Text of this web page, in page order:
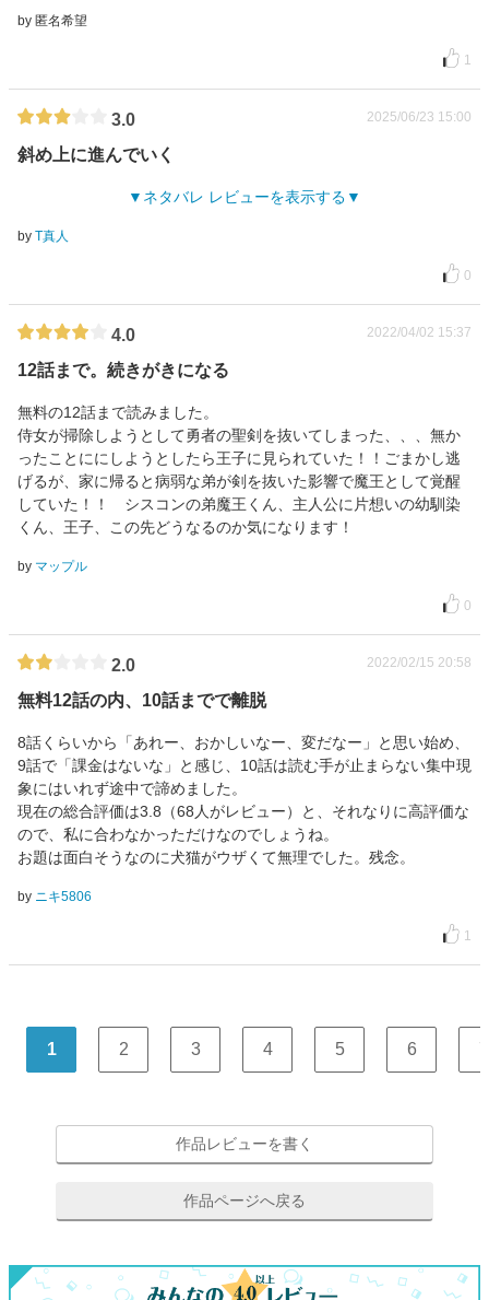
by 匿名希望
1
3.0 2025/06/23 15:00
斜め上に進んでいく
ネタバレ レビューを表示する
by T真人
0
4.0 2022/04/02 15:37
12話まで。続きがきになる
無料の12話まで読みました。
侍女が掃除しようとして勇者の聖剣を抜いてしまった、、、無か
ったことににしようとしたら王子に見られていた！！ごまかし逃
げるが、家に帰ると病弱な弟が剣を抜いた影響で魔王として覚醒
していた！！ シスコンの弟魔王くん、主人公に片想いの幼馴染
くん、王子、この先どうなるのか気になります！
by マップル
0
2.0 2022/02/15 20:58
無料12話の内、10話までで離脱
8話くらいから「あれー、おかしいなー、変だなー」と思い始め、
9話で「課金はないな」と感じ、10話は読む手が止まらない集中現
象にはいれず途中で諦めました。
現在の総合評価は3.8（68人がレビュー）と、それなりに高評価な
ので、私に合わなかっただけなのでしょうね。
お題は面白そうなのに犬猫がウザくて無理でした。残念。
by ニキ5806
1
1 2 3 4 5 6 7
作品レビューを書く
作品ページへ戻る